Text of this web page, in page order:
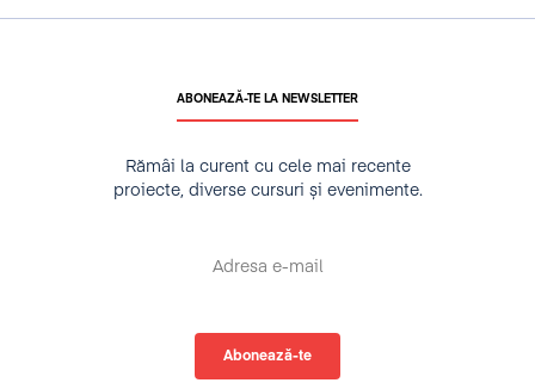
ABONEAZĂ-TE LA NEWSLETTER
Rămâi la curent cu cele mai recente
proiecte, diverse cursuri și evenimente.